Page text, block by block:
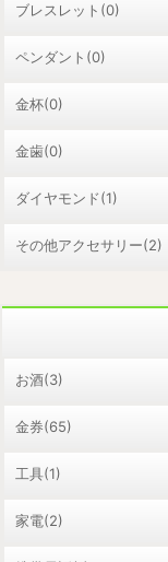
ブレスレット(0)
ペンダント(0)
金杯(0)
金歯(0)
ダイヤモンド(1)
その他アクセサリー(2)
お酒(3)
金券(65)
工具(1)
家電(2)